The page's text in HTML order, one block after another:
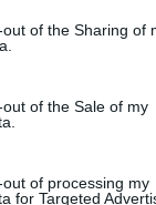
visit or usage
to Google and
specified
of the Sharing of
of the Sale of my
of processing my
for Targeted
1: la cronaca
5 agosto 2026